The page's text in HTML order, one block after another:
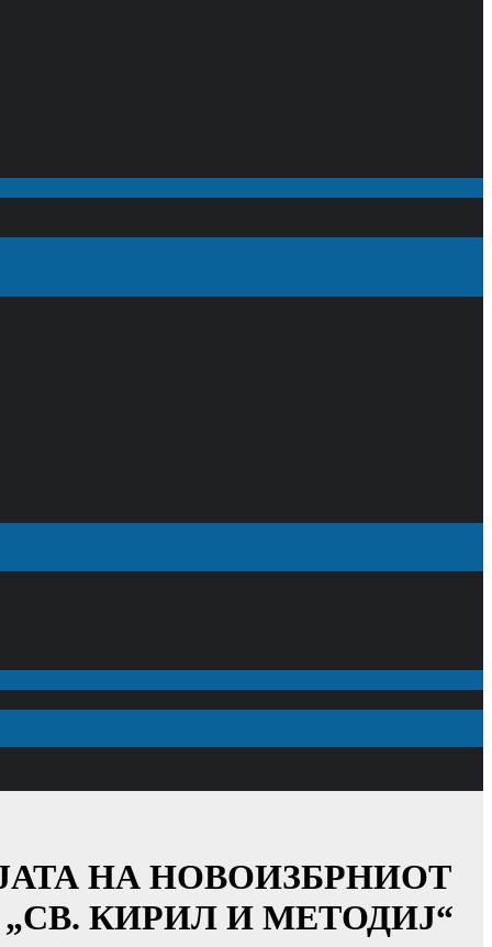
НА НОВОИЗБРНИОТ
КИРИЛ И МЕТОДИЈ“